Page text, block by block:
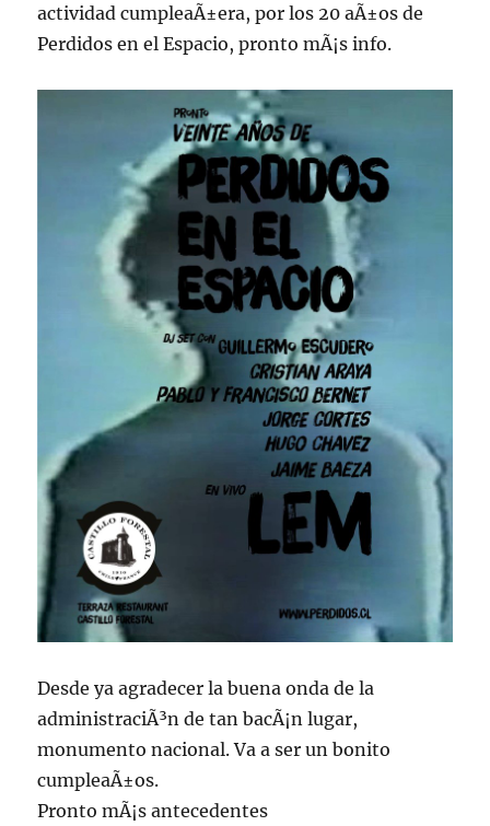
actividad cumpleaÃ±era, por los 20 aÃ±os de
Perdidos en el Espacio, pronto mÃ¡s info.
Desde ya agradecer la buena onda de la
administraciÃ³n de tan bacÃ¡n lugar,
monumento nacional. Va a ser un bonito
cumpleaÃ±os.
Pronto mÃ¡s antecedentes